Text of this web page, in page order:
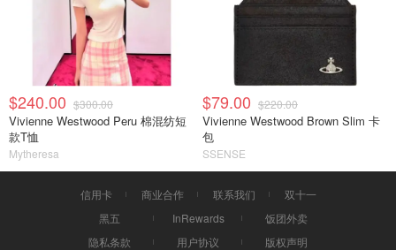
$240.00 $300.00
Vivienne Westwood Peru 棉混纺短
款T恤
Mytheresa
$79.00 $220.00
Vivienne Westwood Brown Slim 卡
包
SSENSE
信用卡 商业合作 联系我们
双十一
黑五
InRewards
饭团外卖
隐私条款
用户协议 版权声明